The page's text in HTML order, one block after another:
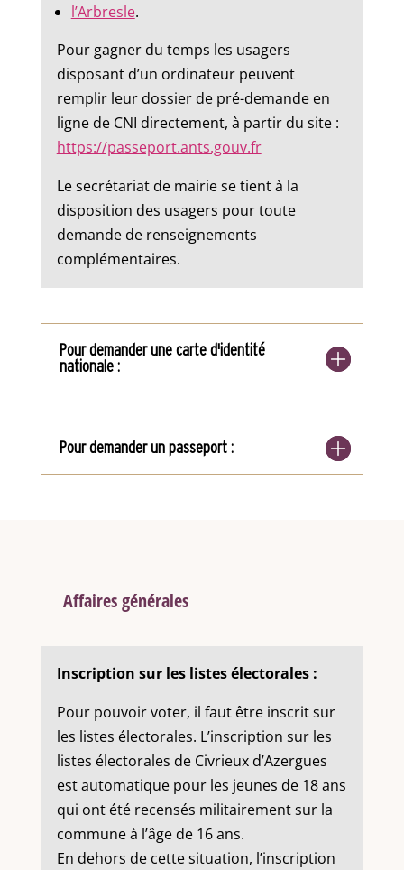
l’Arbresle.
Pour gagner du temps les usagers
disposant d’un ordinateur peuvent
remplir leur dossier de pré-demande en
ligne de CNI directement, à partir du site :
https://passeport.ants.gouv.fr
Le secrétariat de mairie se tient à la
disposition des usagers pour toute
demande de renseignements
complémentaires.
Pour demander une carte d'identité
nationale :
Pour demander un passeport :
Affaires générales
Inscription sur les listes électorales :
Pour pouvoir voter, il faut être inscrit sur
les listes électorales. L’inscription sur les
listes électorales de Civrieux d’Azergues
est automatique pour les jeunes de 18 ans
qui ont été recensés militairement sur la
commune à l’âge de 16 ans.
En dehors de cette situation, l’inscription